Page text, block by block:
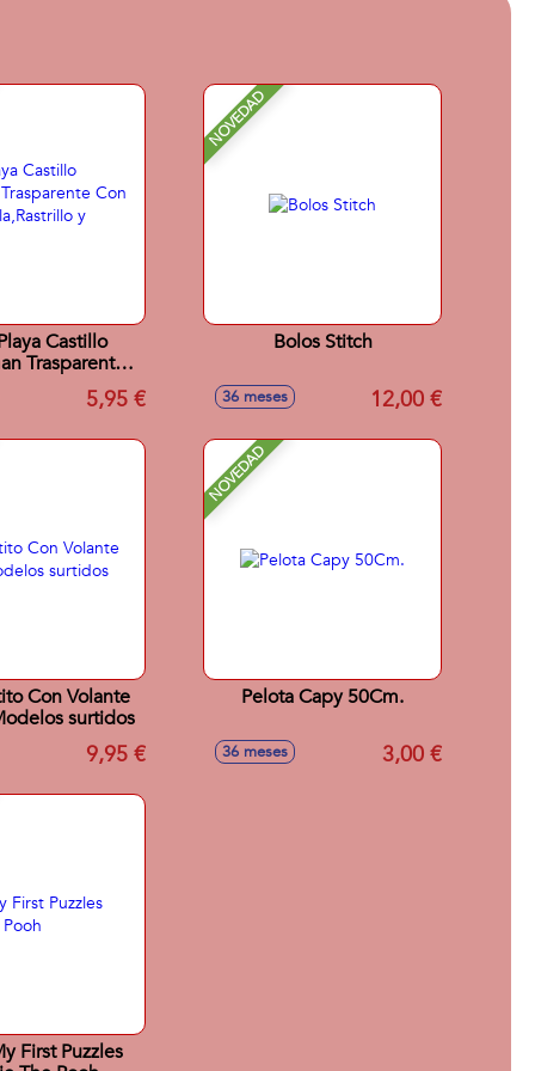
Castillo
Trasparente
Pala,Rastrillo
5,95 €
NOVEDAD
Bolos Stitch
36 meses 12,00 €
Con Volante
surtidos
9,95 €
NOVEDAD
Pelota Capy 50Cm.
36 meses 3,00 €
First Puzzles